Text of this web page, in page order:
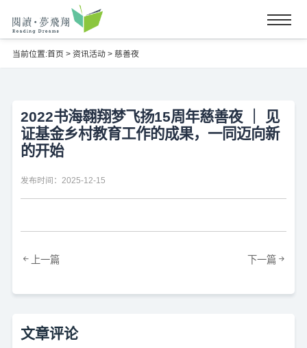
当前位置:首页 > 资讯活动> 慈善夜
2022书海翱翔梦飞扬15周年慈善夜 ｜ 见
证基金乡村教育工作的成果，一同迈向新
的开始
发布时间：2025-12-15
上一篇 下一篇
文章评论